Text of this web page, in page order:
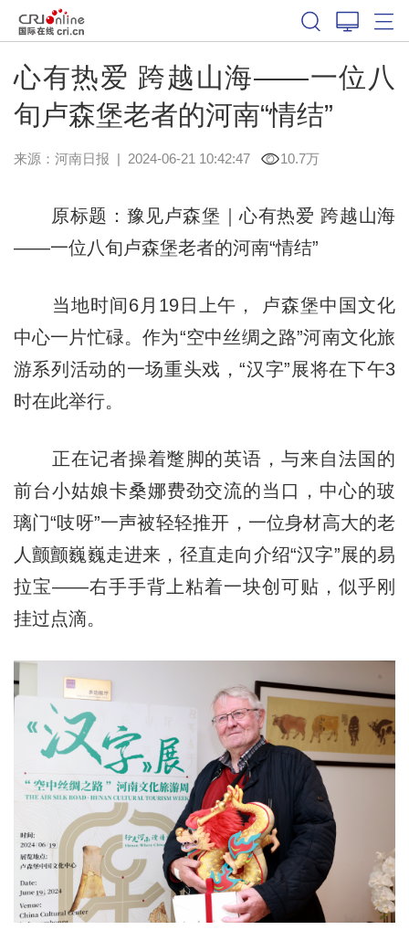
心有热爱 跨越山海——一位八
旬卢森堡老者的河南“情结”
来源： 河南日报 | 2024-06-21 10:42:47 10.7万
原标题：豫见卢森堡｜心有热爱 跨越山海
——一位八旬卢森堡老者的河南“情结”
当地时间6月19日上午， 卢森堡中国文化
中心一片忙碌。作为“空中丝绸之路”河南文化旅
游系列活动的一场重头戏，“汉字”展将在下午3
时在此举行。
正在记者操着蹩脚的英语，与来自法国的
前台小姑娘卡桑娜费劲交流的当口，中心的玻
璃门“吱呀”一声被轻轻推开，一位身材高大的老
人颤颤巍巍走进来，径直走向介绍“汉字”展的易
拉宝——右手手背上粘着一块创可贴，似乎刚
挂过点滴。